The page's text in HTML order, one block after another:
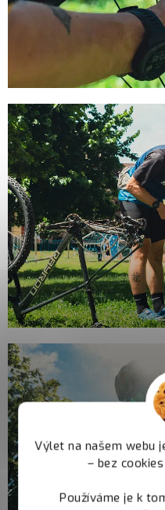
Výlet na našem webu
– bez
Používáme je k